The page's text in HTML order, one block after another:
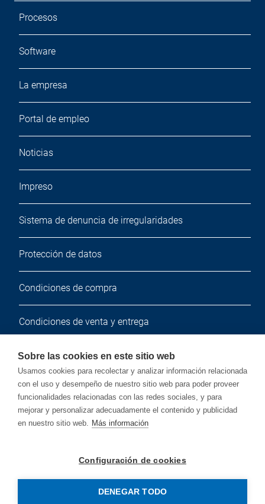
Procesos
Software
La empresa
Portal de empleo
Noticias
Impreso
Sistema de denuncia de irregularidades
Protección de datos
Condiciones de compra
Condiciones de venta y entrega
Boletín de noticias
Suscríbete a nuestro boletín de noticias gratuito.
Sobre las cookies en este sitio web
Usamos cookies para recolectar y analizar información relacionada
con el uso y desempeño de nuestro sitio web para poder proveer
funcionalidades relacionadas con las redes sociales, y para
mejorar y personalizar adecuadamente el contenido y publicidad
en nuestro sitio web. Más información
Configuración de cookies
DENEGAR TODO